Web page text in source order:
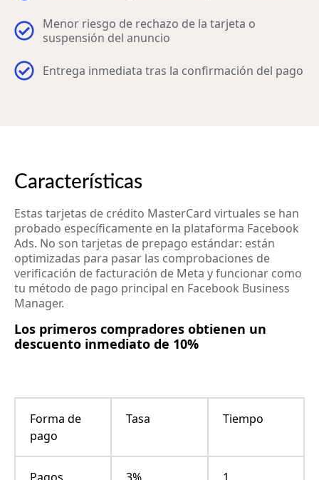
Menor riesgo de rechazo de la tarjeta o
suspensión del anuncio
Entrega inmediata tras la confirmación del pago
Características
Estas tarjetas de crédito MasterCard virtuales se han
probado específicamente en la plataforma Facebook
Ads. No son tarjetas de prepago estándar: están
optimizadas para pasar las comprobaciones de
verificación de facturación de Meta y funcionar como
tu método de pago principal en Facebook Business
Manager.
Los primeros compradores obtienen un
descuento inmediato de 10%
Forma de
pago
Tasa Tiempo